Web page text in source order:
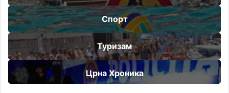
Спорт
Туризам
Црна Хроника